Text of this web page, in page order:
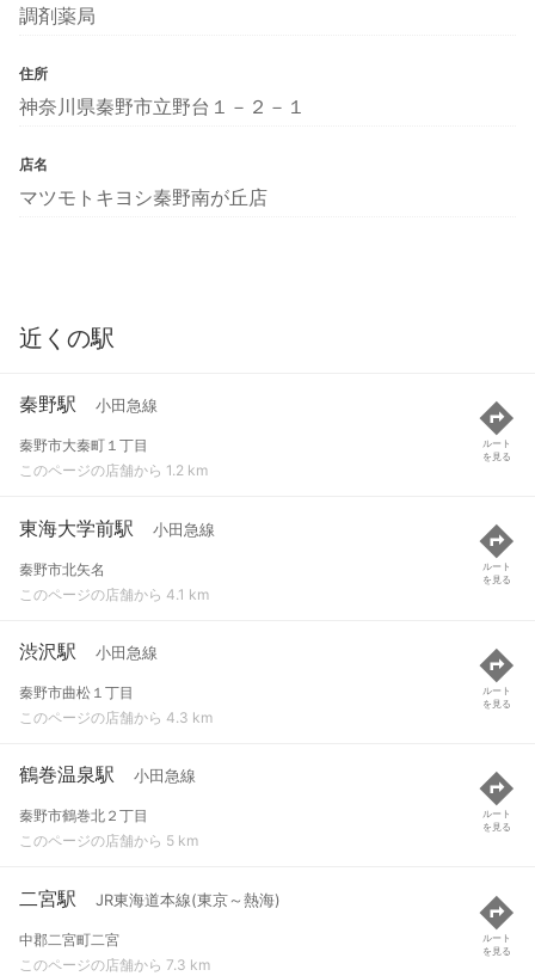
調剤薬局
住所
神奈川県秦野市立野台１－２－１
店名
マツモトキヨシ秦野南が丘店
近くの駅
秦野駅 小田急線
秦野市大秦町１丁目
このページの店舗から 1.2 km
ルート
を見る
東海大学前駅 小田急線
秦野市北矢名
このページの店舗から 4.1 km
ルート
を見る
渋沢駅 小田急線
秦野市曲松１丁目
このページの店舗から 4.3 km
ルート
を見る
鶴巻温泉駅 小田急線
秦野市鶴巻北２丁目
このページの店舗から 5 km
ルート
を見る
二宮駅 JR東海道本線(東京～熱海)
中郡二宮町二宮
このページの店舗から 7.3 km
ルート
を見る